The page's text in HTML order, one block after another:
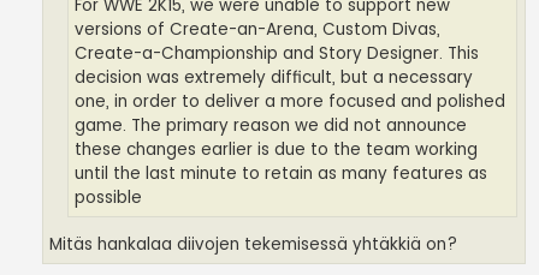
For WWE 2K15, we were unable to support new
versions of Create-an-Arena, Custom Divas,
Create-a-Championship and Story Designer. This
decision was extremely difficult, but a necessary
one, in order to deliver a more focused and polished
game. The primary reason we did not announce
these changes earlier is due to the team working
until the last minute to retain as many features as
possible
Mitäs hankalaa diivojen tekemisessä yhtäkkiä on?